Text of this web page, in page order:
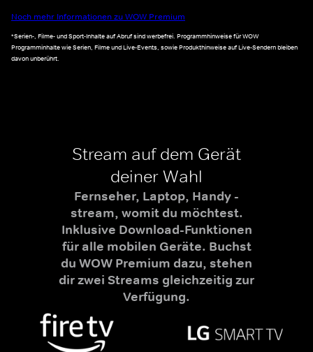
Noch mehr Informationen zu WOW Premium
*Serien-, Filme- und Sport-Inhalte auf Abruf sind werbefrei. Programmhinweise für WOW
Programminhalte wie Serien, Filme und Live-Events, sowie Produkthinweise auf Live-Sendern bleiben
davon unberührt.
Stream auf dem Gerät
deiner Wahl
Fernseher, Laptop, Handy -
stream, womit du möchtest.
Inklusive Download-Funktionen
für alle mobilen Geräte. Buchst
du WOW Premium dazu, stehen
dir zwei Streams gleichzeitig zur
Verfügung.